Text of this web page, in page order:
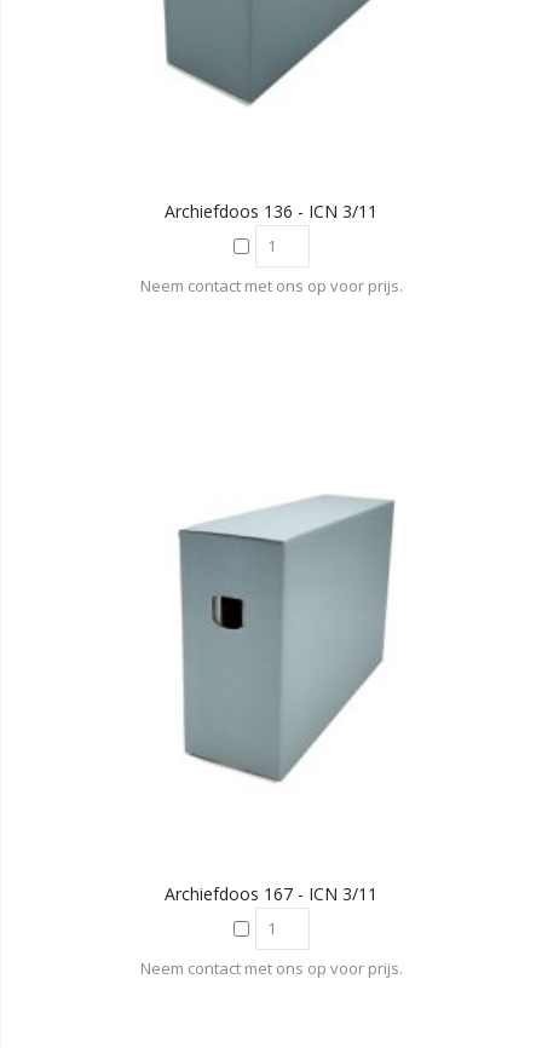
Archiefdoos 136 - ICN 3/11
Neem contact met ons op voor prijs.
Archiefdoos 167 - ICN 3/11
Neem contact met ons op voor prijs.